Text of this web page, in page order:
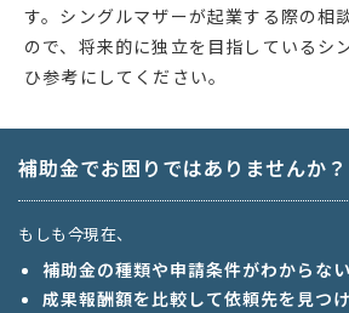
す。シングルマザーが起業する際の相
ので、将来的に独立を目指しているシ
ひ参考にしてください。
補助金でお困りではありませんか？
もしも今現在、
補助金の種類や申請条件がわからない
成果報酬額を比較して依頼先を見つ